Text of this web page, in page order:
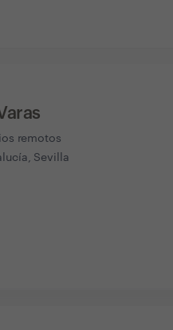
remotos
Sevilla